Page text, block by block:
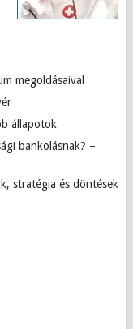
megoldásaival
állapotok
bankolásnak? –
stratégia és döntések